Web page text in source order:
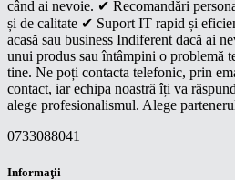
când ai nevoie. ✔ Recomandări
și de calitate ✔ Suport IT rapid și
acasă sau business Indiferent dacă ai
unui produs sau întâmpini o problemă
tine. Ne poți contacta telefonic, prin
contact, iar echipa noastră îți va
alege profesionalismul. Alege
0733088041
Informaţii